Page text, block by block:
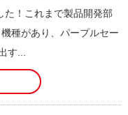
た！これまで製品開発部
種があり、パープルセー
す...